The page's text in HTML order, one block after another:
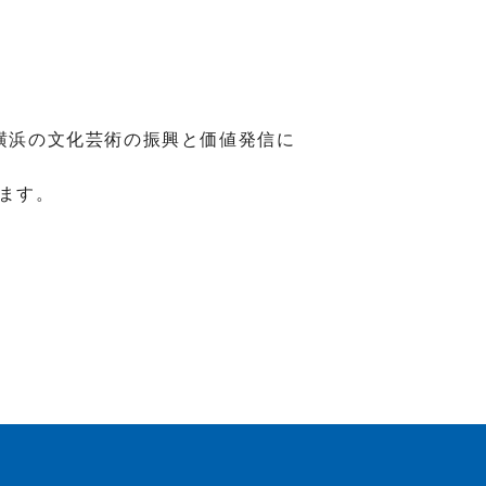
の文化芸術の振興と価値発信に
す。